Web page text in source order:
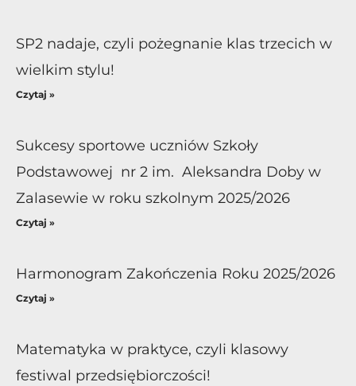
SP2 nadaje, czyli pożegnanie klas trzecich w
wielkim stylu!
Czytaj »
Sukcesy sportowe uczniów Szkoły
Podstawowej nr 2 im. Aleksandra Doby w
Zalasewie w roku szkolnym 2025/2026
Czytaj »
Harmonogram Zakończenia Roku 2025/2026
Czytaj »
Matematyka w praktyce, czyli klasowy
festiwal przedsiębiorczości!